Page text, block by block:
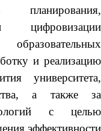
планирования,
цифровизации
и реализацию
университета,
а также за
с целью
эффективности